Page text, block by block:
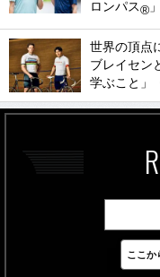
ロンパス®
世界の頂点
ブレイセン
学ぶこと」
最新
ここか